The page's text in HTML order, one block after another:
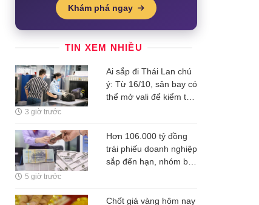
Khám phá ngay
TIN XEM NHIỀU
Ai sắp đi Thái Lan chú
ý: Từ 16/10, sân bay có
thể mở vali để kiểm tra
3 giờ trước
Hơn 106.000 tỷ đồng
trái phiếu doanh nghiệp
sắp đến hạn, nhóm bất
5 giờ trước
Chốt giá vàng hôm nay